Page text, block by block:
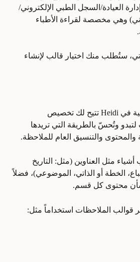
العيادة/السجل الطبي الإلكتروني/
وهي مخصصة لقراءة الأطباء
ستُطلب منك اختيار قالب لإنشاء
القوالب هي ميزة أساسية في Heidi تتيح لك تخصيص
وتُحسّ بالطريقة التي تريدها
والمحتوى والتنسيق العام للملاحظة.
مثل العناوين (مثل: التاريخ
الخطة أو الذاتي، الموضوعي)، فضلاً